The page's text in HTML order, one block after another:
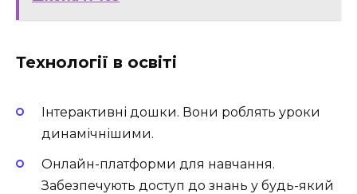
Технології в освіті
Інтерактивні дошки. Вони роблять уроки
динамічнішими.
Онлайн-платформи для навчання.
Забезпечують доступ до знань у будь-який